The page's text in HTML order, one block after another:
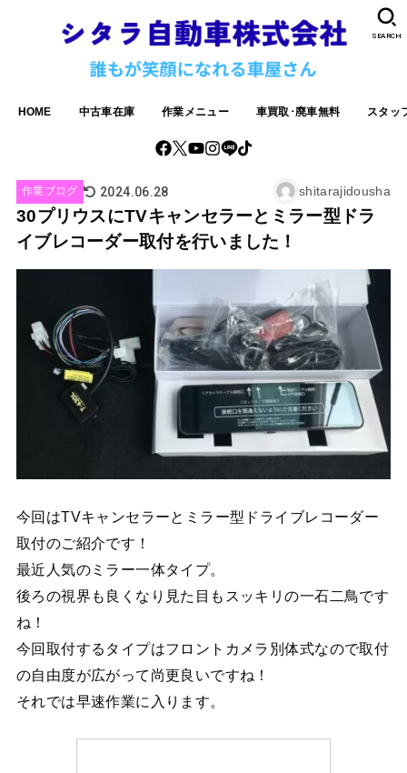
HOME 中古車在庫 作業メニュー 車買取･廃車無料 スタッ
SEARCH
作業ブログ 2024.06.28 shitarajidousha
30プリウスにTVキャンセラーとミラー型ドラ
イブレコーダー取付を行いました！
今回はTVキャンセラーとミラー型ドライブレコーダー
取付のご紹介です！
最近人気のミラー一体タイプ。
後ろの視界も良くなり見た目もスッキリの一石二鳥です
ね！
今回取付するタイプはフロントカメラ別体式なので取付
の自由度が広がって尚更良いですね！
それでは早速作業に入ります。